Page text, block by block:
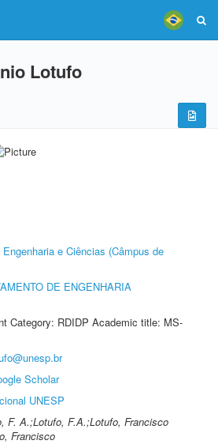
Lotufo
e Ciências (Câmpus de
DE ENGENHARIA
Category: RDIDP Academic title: MS-
Scholar
UNESP
F. A.;Lotufo, F.A.;Lotufo, Francisco
Francisco